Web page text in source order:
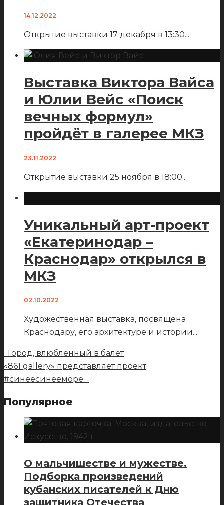
14.12.2022
Открытие выставки 17 декабря в 13:30...
Выставка Виктора Вайса
и Юлии Вейс «Поиск
вечных формул»
пройдёт в галерее МКЗ
23.11.2022
Открытие выставки 25 ноября в 18:00...
Уникальный арт-проект
«Екатеринодар –
Краснодар» открылся в
МКЗ
02.10.2022
Художественная выставка, посвящена
Краснодару, его архитектуре и истории...
Город, влюбленный в балет
«861 gallery» представляет проект
#синеесинееморе
Популярное
О мальчишестве и мужестве.
Подборка произведений
кубанских писателей к Дню
защитника Отечества